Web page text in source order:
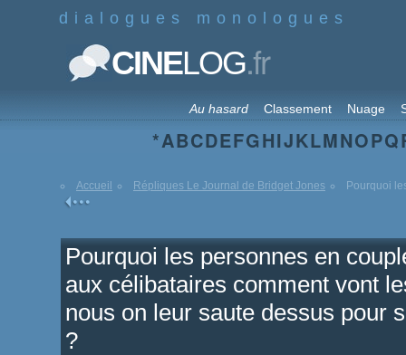
dialogues monologues
CINELOG.fr
Au hasard Classement Nuage
*ABCDEFGHIJKLMNOPQ
Accueil Répliques Le Journal de Bridget Jones Pourquoi
Pourquoi les personnes en
aux célibataires comment vont
nous on leur saute dessus pour
?